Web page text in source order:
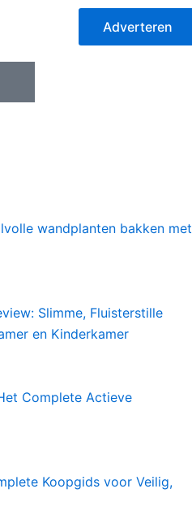
Adverteren
t
a
m
wandplanten bakken met
Slimme, Fluisterstille
en Kinderkamer
Complete Actieve
Koopgids voor Veilig,